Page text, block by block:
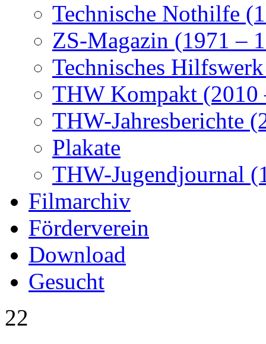
Technische Nothilfe
ZS-Magazin (1971 –
Technisches
THW Kompakt (2010
THW-Jahresberichte
Plakate
THW-Jugendjournal
Filmarchiv
Förderverein
Download
Gesucht
22